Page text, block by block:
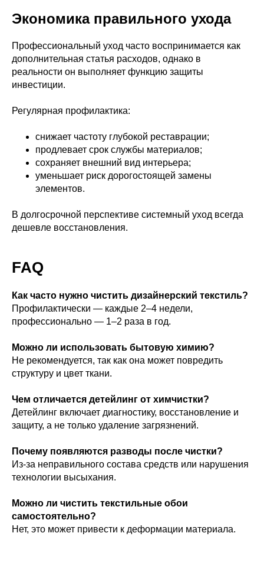
Экономика правильного ухода
Профессиональный уход часто воспринимается как
дополнительная статья расходов, однако в
реальности он выполняет функцию защиты
инвестиции.
Регулярная профилактика:
снижает частоту глубокой реставрации;
продлевает срок службы материалов;
сохраняет внешний вид интерьера;
уменьшает риск дорогостоящей замены
элементов.
В долгосрочной перспективе системный уход всегда
дешевле восстановления.
FAQ
Как часто нужно чистить дизайнерский текстиль?
Профилактически — каждые 2–4 недели,
профессионально — 1–2 раза в год.
Можно ли использовать бытовую химию?
Не рекомендуется, так как она может повредить
структуру и цвет ткани.
Чем отличается детейлинг от химчистки?
Детейлинг включает диагностику, восстановление и
защиту, а не только удаление загрязнений.
Почему появляются разводы после чистки?
Из-за неправильного состава средств или нарушения
технологии высыхания.
Можно ли чистить текстильные обои
самостоятельно?
Нет, это может привести к деформации материала.